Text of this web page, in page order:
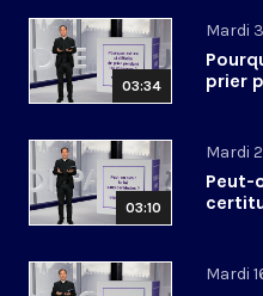
03:34
Mardi
prier
03:10
Mardi
Peut-
Mardi